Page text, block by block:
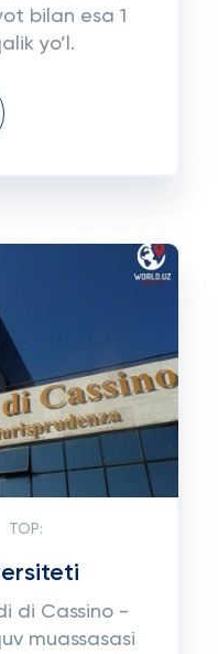
bilan esa 1
yo’l.
TOP:
di Cassino -
muassasasi